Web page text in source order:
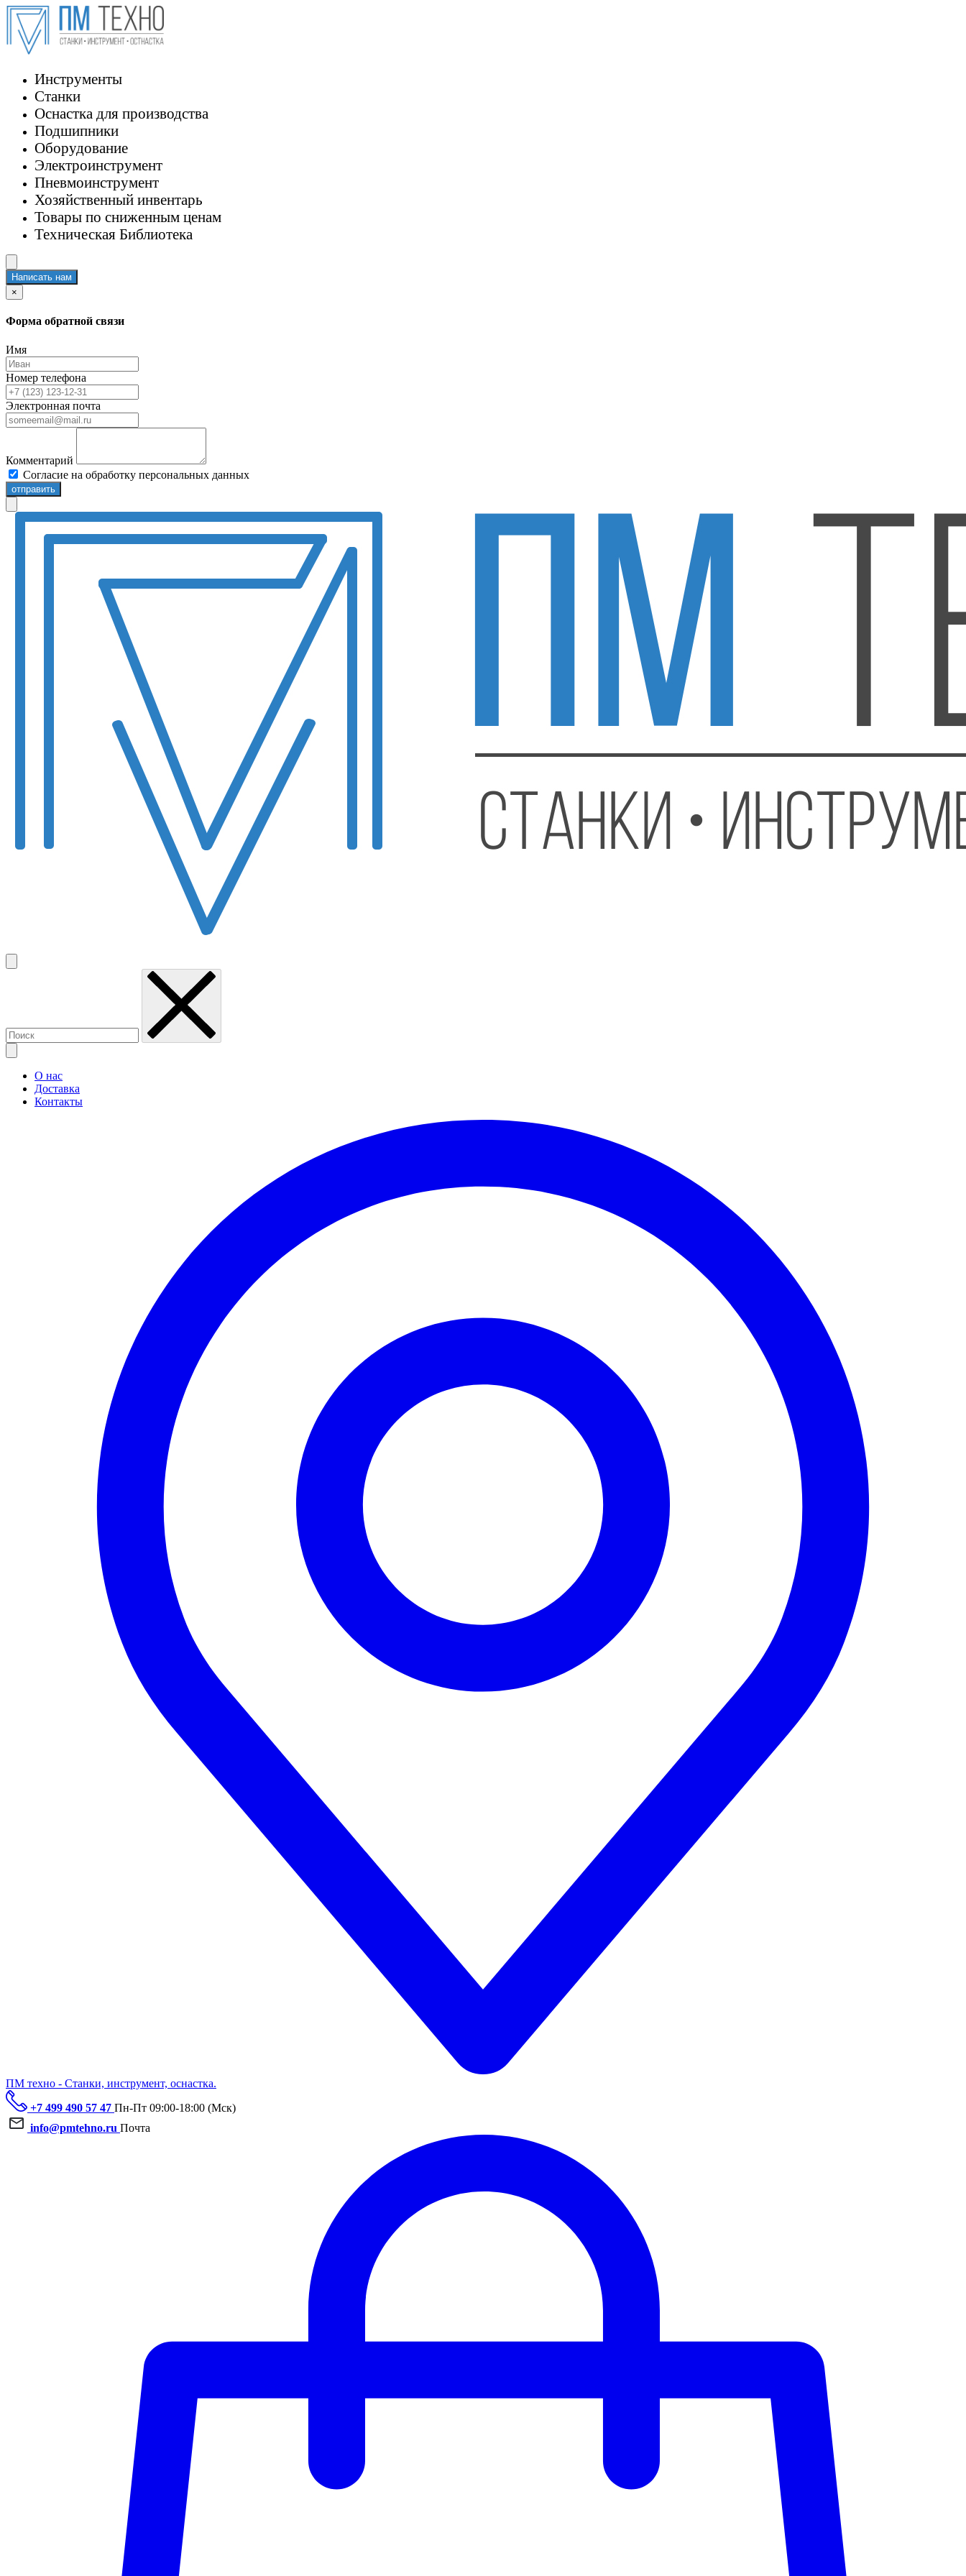
Инструменты
Станки
Оснастка для производства
Подшипники
Оборудование
Электроинструмент
Пневмоинструмент
Хозяйственный инвентарь
Товары по сниженным ценам
Техническая Библиотека
Написать нам
×
Форма обратной связи
Имя
Номер телефона
Электронная почта
Комментарий
Согласие на обработку персональных данных
отправить
О нас
Доставка
Контакты
ПМ техно - Станки, инструмент, оснастка.
+7 499 490 57 47 Пн-Пт 09:00-18:00 (Мск)
info@pmtehno.ru Почта